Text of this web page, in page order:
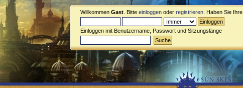
Willkommen Gast . Bitte einloggen oder registrieren . Haben Sie Ihre
Einloggen mit Benutzername, Passwort und Sitzungslänge